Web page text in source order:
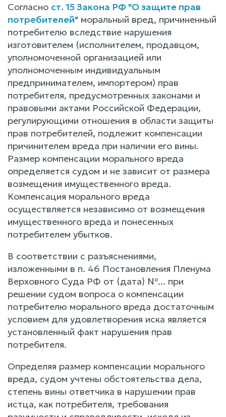
Согласно ст. 15 Закона РФ "О защите прав
потребителей" моральный вред, причиненный
потребителю вследствие нарушения
изготовителем (исполнителем, продавцом,
уполномоченной организацией или
уполномоченным индивидуальным
предпринимателем, импортером) прав
потребителя, предусмотренных законами и
правовыми актами Российской Федерации,
регулирующими отношения в области защиты
прав потребителей, подлежит компенсации
причинителем вреда при наличии его вины.
Размер компенсации морального вреда
определяется судом и не зависит от размера
возмещения имущественного вреда.
Компенсация морального вреда
осуществляется независимо от возмещения
имущественного вреда и понесенных
потребителем убытков.
В соответствии с разъяснениями,
изложенными в п. 46 Постановления Пленума
Верховного Суда РФ от (дата) №... при
решении судом вопроса о компенсации
потребителю морального вреда достаточным
условием для удовлетворения иска является
установленный факт нарушения прав
потребителя.
Определяя размер компенсации морального
вреда, судом учтены обстоятельства дела,
степень вины ответчика в нарушении прав
истца, как потребителя, требования